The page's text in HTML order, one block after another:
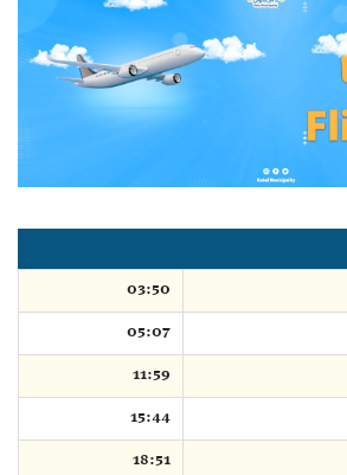
03:50
05:07
11:59
15:44
18:51